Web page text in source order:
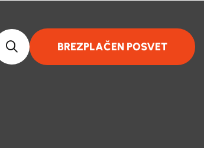
BREZPLAČEN POSVET